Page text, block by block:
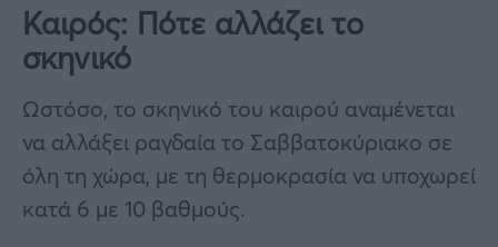
Καιρός: Πότε αλλάζει το
σκηνικό
Ωστόσο, το σκηνικό του καιρού αναμένεται
να αλλάξει ραγδαία το Σαββατοκύριακο σε
όλη τη χώρα, με τη θερμοκρασία να υποχωρεί
κατά 6 με 10 βαθμούς.